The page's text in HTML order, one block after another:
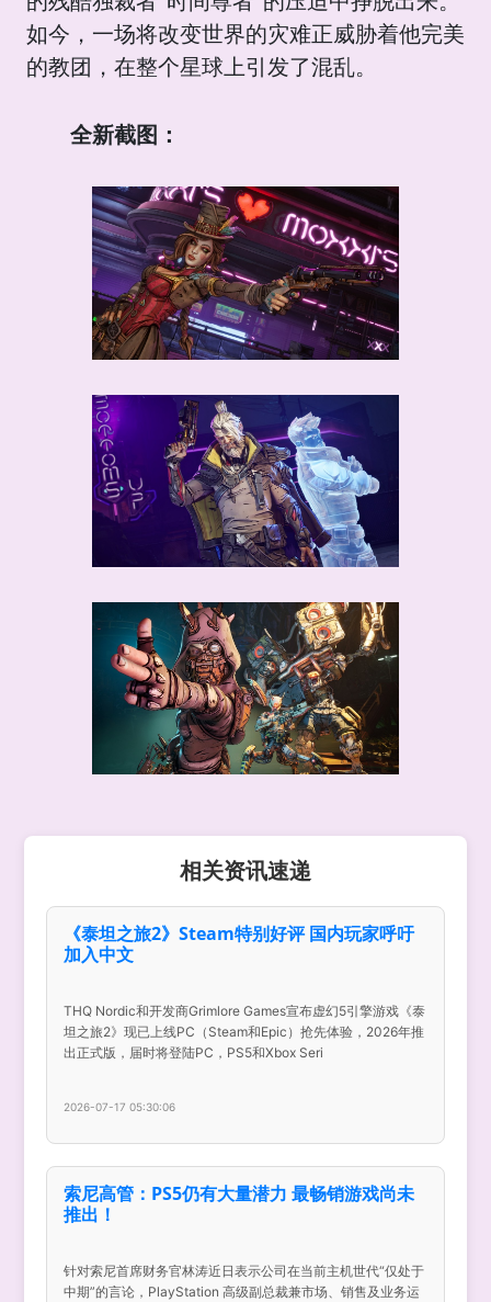
如今，一场将改变世界的灾难正威胁着他完美
的教团，在整个星球上引发了混乱。
全新截图：
相关资讯速递
《泰坦之旅2》Steam特别好评 国内玩家呼吁
加入中文
THQ Nordic和开发商Grimlore Games宣布虚幻5引擎游戏《泰
坦之旅2》现已上线PC（Steam和Epic）抢先体验，2026年推
出正式版，届时将登陆PC，PS5和Xbox Seri
2026-07-17 05:30:06
索尼高管：PS5仍有大量潜力 最畅销游戏尚未
推出！
针对索尼首席财务官林涛近日表示公司在当前主机世代“仅处于
中期”的言论，PlayStation 高级副总裁兼市场、销售及业务运